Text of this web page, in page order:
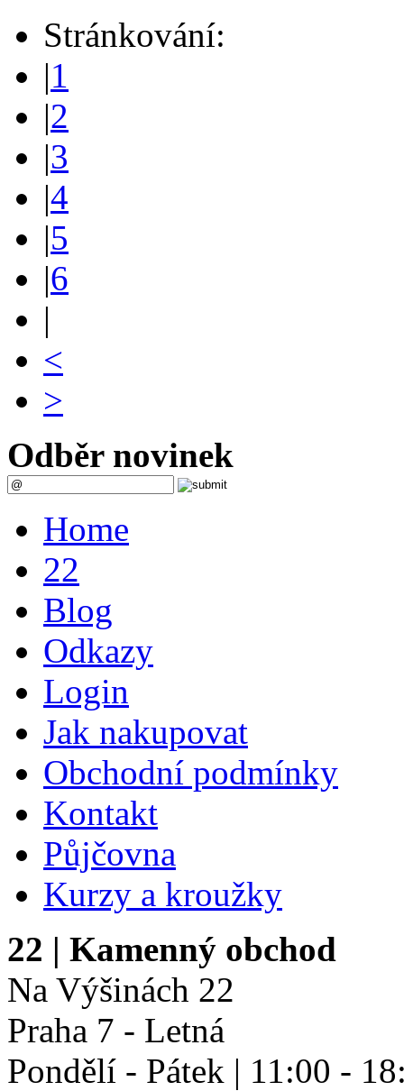
Stránkování:
|1
|2
|3
|4
|5
|6
|
<
>
Odběr novinek
Home
22
Blog
Odkazy
Login
Jak nakupovat
Obchodní podmínky
Kontakt
Půjčovna
Kurzy a kroužky
22 | Kamenný obchod
Na Výšinách 22
Praha 7 - Letná
Pondělí - Pátek | 11:00 -